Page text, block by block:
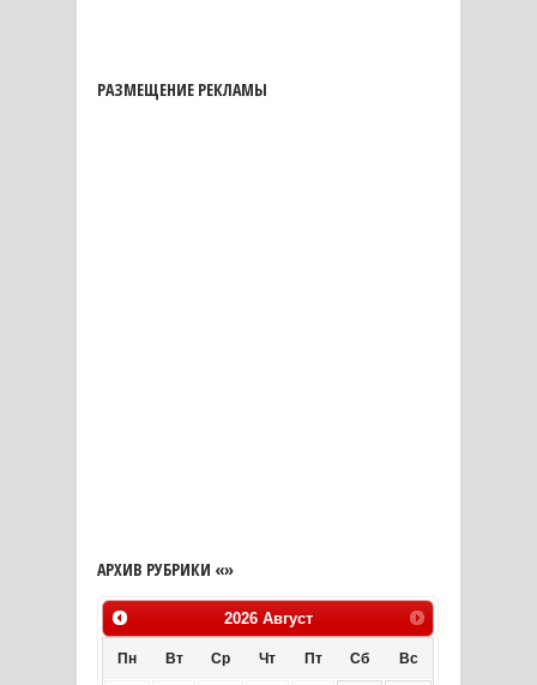
РАЗМЕЩЕНИЕ РЕКЛАМЫ
АРХИВ РУБРИКИ «»
2026 Август
Пн Вт Ср Чт Пт Сб Вс